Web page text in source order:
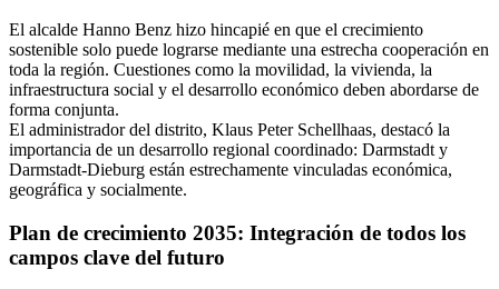
El alcalde Hanno Benz hizo hincapié en que el crecimiento
sostenible solo puede lograrse mediante una estrecha cooperación en
toda la región. Cuestiones como la movilidad, la vivienda, la
infraestructura social y el desarrollo económico deben abordarse de
forma conjunta.
El administrador del distrito, Klaus Peter Schellhaas, destacó la
importancia de un desarrollo regional coordinado: Darmstadt y
Darmstadt-Dieburg están estrechamente vinculadas económica,
geográfica y socialmente.
Plan de crecimiento 2035: Integración de todos los
campos clave del futuro